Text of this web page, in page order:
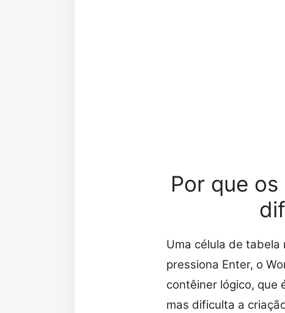
Por que
Uma célula de
pressiona Enter, o
contêiner lógico, que
mas dificulta a